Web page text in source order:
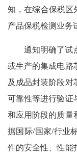
知，在综合保税区
产品保税检测业务
通知明确了试
或生产的集成电路
及成品封装阶段对
可靠性等进行验证
和应用阶段的质量
据国际/国家/行业
件的安全性、性能